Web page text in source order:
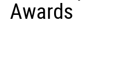
Awards